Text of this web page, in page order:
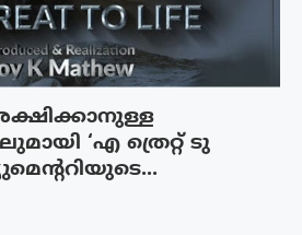
‘എ ത്രെറ്റ് ടു